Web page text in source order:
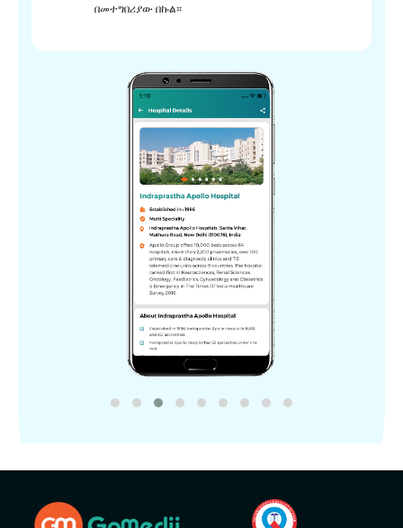
በመተግበሪያው በኩል።